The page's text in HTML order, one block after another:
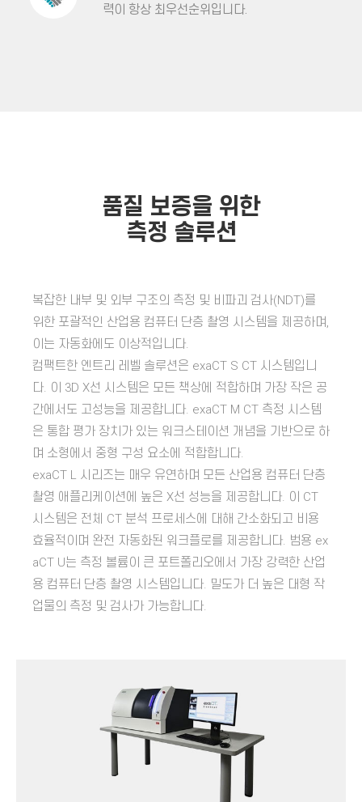
력이 항상 최우선순위입니다.
품질 보증을 위한
측정 솔루션
복잡한 내부 및 외부 구조의 측정 및 비파괴 검사(NDT)를
위한 포괄적인 산업용 컴퓨터 단층 촬영 시스템을 제공하며,
이는 자동화에도 이상적입니다.
컴팩트한 엔트리 레벨 솔루션은 exaCT S CT 시스템입니
다. 이 3D X선 시스템은 모든 책상에 적합하며 가장 작은 공
간에서도 고성능을 제공합니다. exaCT M CT 측정 시스템
은 통합 평가 장치가 있는 워크스테이션 개념을 기반으로 하
며 소형에서 중형 구성 요소에 적합합니다.
exaCT L 시리즈는 매우 유연하며 모든 산업용 컴퓨터 단층
촬영 애플리케이션에 높은 X선 성능을 제공합니다. 이 CT
시스템은 전체 CT 분석 프로세스에 대해 간소화되고 비용
효율적이며 완전 자동화된 워크플로를 제공합니다. 범용 ex
aCT U는 측정 볼륨이 큰 포트폴리오에서 가장 강력한 산업
용 컴퓨터 단층 촬영 시스템입니다. 밀도가 더 높은 대형 작
업물의 측정 및 검사가 가능합니다.